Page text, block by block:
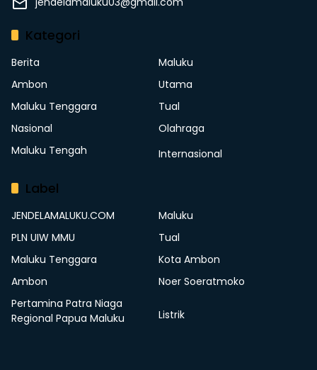
Kategori
Berita
Maluku
Ambon
Utama
Maluku Tenggara
Tual
Nasional
Olahraga
Maluku Tengah
Internasional
Label
JENDELAMALUKU.COM
Maluku
PLN UIW MMU
Tual
Maluku Tenggara
Kota Ambon
Ambon
Noer Soeratmoko
Pertamina Patra Niaga
Regional Papua Maluku
Listrik